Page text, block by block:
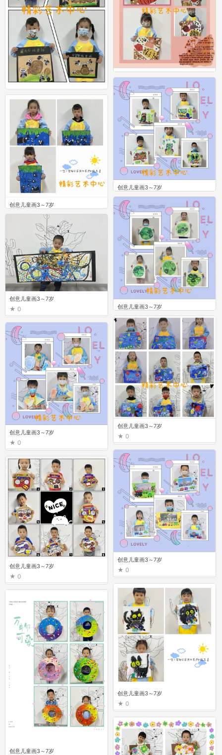
创意儿童画3～7岁
0
创意儿童画3～7岁
0
创意儿童画3～7岁
0
创意儿童画3～7岁
0
创意儿童画3～7岁
0
创意儿童画3～7岁
0
创意儿童画3～7岁
创意儿童画3～7岁
0
创意儿童画3～7岁
0
创意儿童画3～7岁
0
创意儿童画3～7岁
0